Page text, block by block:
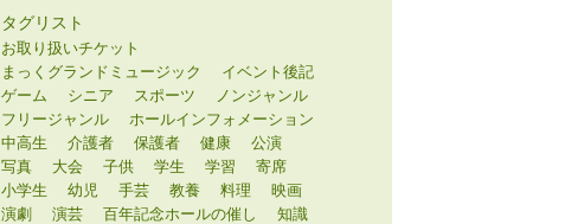
タグリスト
お取り扱いチケット
まっくグランドミュージック
イベント後記
ゲーム
シニア スポーツ
ノンジャンル
フリージャンル
ホールインフォメーション
中高生
介護者 保護者 健康
公演
写真
大会 子供 学生 学習
寄席
小学生
幼児 手芸 教養 料理
映画
演劇
演芸 百年記念ホールの催し 知識